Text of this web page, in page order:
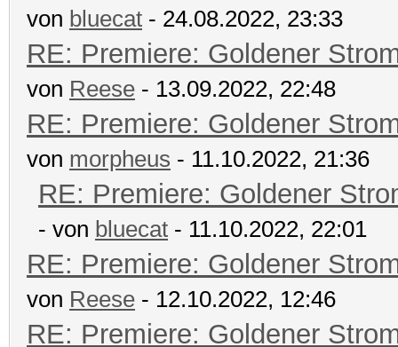
von bluecat - 24.08.2022, 23:33
RE: Premiere: Goldener
von Reese - 13.09.2022, 22:48
RE: Premiere: Goldener
von morpheus - 11.10.2022, 21:36
RE: Premiere: Goldener
- von bluecat - 11.10.2022, 22:01
RE: Premiere: Goldener
von Reese - 12.10.2022, 12:46
RE: Premiere: Goldener